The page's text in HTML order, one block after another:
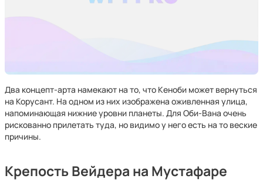
Два концепт-арта намекают на то, что Кеноби может вернуться
на Корусант. На одном из них изображена оживленная улица,
напоминающая нижние уровни планеты. Для Оби-Вана очень
рискованно прилетать туда, но видимо у него есть на то веские
причины.
Крепость Вейдера на Мустафаре